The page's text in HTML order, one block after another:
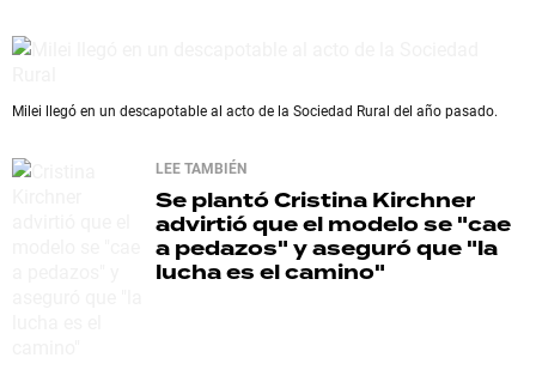
Milei llegó en un descapotable al acto de la Sociedad Rural del año pasado.
LEE TAMBIÉN
Se plantóCristina Kirchner
advirtió que el modelo se "cae
a pedazos" y aseguró que "la
lucha es el camino"